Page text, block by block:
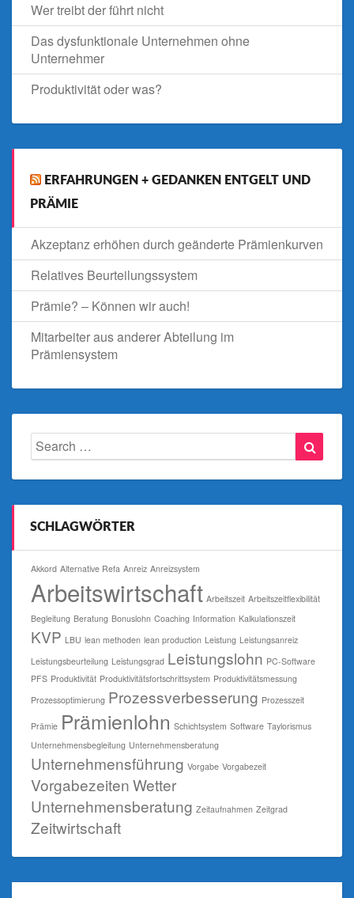
Wer treibt der führt nicht
Das dysfunktionale Unternehmen ohne
Unternehmer
Produktivität oder was?
ERFAHRUNGEN + GEDANKEN ENTGELT UND
PRÄMIE
Akzeptanz erhöhen durch geänderte Prämienkurven
Relatives Beurteilungssystem
Prämie? – Können wir auch!
Mitarbeiter aus anderer Abteilung im
Prämiensystem
Search
for:
SCHLAGWÖRTER
Akkord Alternative Refa Anreiz Anreizsystem
Arbeitswirtschaft Arbeitszeit Arbeitszeitflexibilität
Begleitung Beratung Bonuslohn Coaching Information Kalkulationszeit
KVP LBU lean methoden lean production Leistung Leistungsanreiz
Leistungsbeurteilung Leistungsgrad Leistungslohn PC-Software
PFS Produktivität Produktivitätsfortschrittsystem Produktivitätsmessung
Prozessoptimierung Prozessverbesserung Prozesszeit
Prämie Prämienlohn Schichtsystem Software Taylorismus
Unternehmensbegleitung Unternehmensberatung
Unternehmensführung Vorgabe Vorgabezeit
VorgabezeitenWetter
Unternehmensberatung Zeitaufnahmen Zeitgrad
Zeitwirtschaft